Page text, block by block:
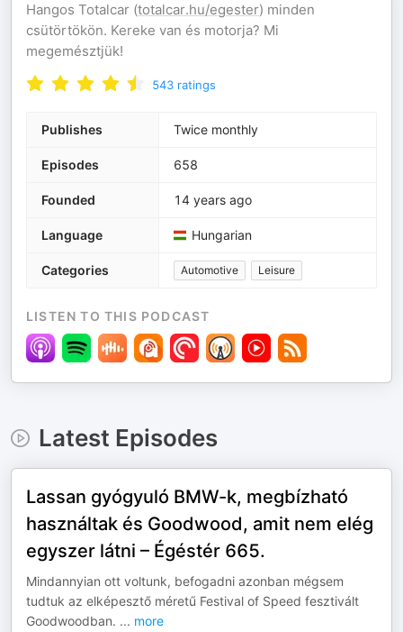
Hangos Totalcar (totalcar.hu/egester) minden
csütörtökön. Kereke van és motorja? Mi
megemésztjük!
543 ratings
Publishes Twice monthly
Episodes 658
Founded 14 years ago
Language Hungarian
Categories Automotive Leisure
LISTEN TO THIS PODCAST
Latest Episodes
Lassan gyógyuló BMW-k, megbízható
használtak és Goodwood, amit nem elég
egyszer látni – Égéstér 665.
Mindannyian ott voltunk, befogadni azonban mégsem
tudtuk az elképesztő méretű Festival of Speed fesztivált
Goodwoodban. ... more